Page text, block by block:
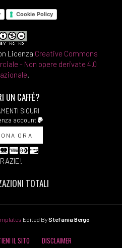
Cookie Policy
Licenza Creative Commons
- Non opere derivate 4.0
.
UN CAFFÈ?
SICURI
account
ORA
TOTALI
Edited ByStefania Bergo
IL SITO DISCLAIMER